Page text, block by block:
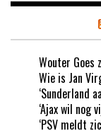
Wouter Goes
Wie is Jan
‘Sunderland
‘Ajax wil nog
‘PSV meldt